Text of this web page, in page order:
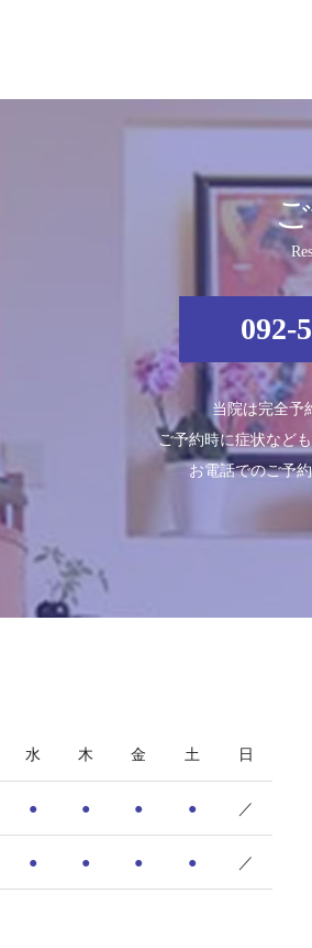
092-
当院は完全予
ご予約時に症状など
お電話でのご予
水 木 金 土 日
● ● ● ● ／
● ● ● ● ／